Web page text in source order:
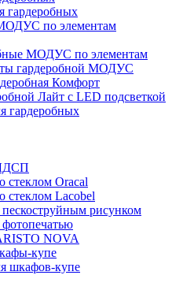
гардеробных
по элементам
МОДУС по элементам
гардеробной МОДУС
Комфорт
Лайт с LED подсветкой
гардеробных
Oracal
Lacobel
рисунком
NOVA
купе
шкафов-купе